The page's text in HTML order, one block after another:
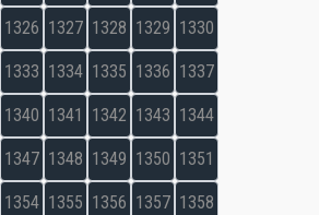
1326 1327 1328 1329 1330
1333 1334 1335 1336 1337
1340 1341 1342 1343 1344
1347 1348 1349 1350 1351
1354 1355 1356 1357 1358